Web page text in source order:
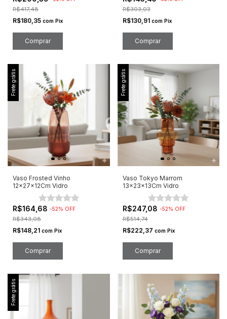
R$417,48
R$180,35 com Pix
R$303,03
R$130,91 com Pix
Frete grátis
Vaso Frosted Vinho
12x27x12Cm Vidro
R$164,68 -52% OFF
R$343,08
R$148,21 com Pix
Frete grátis
Vaso Tokyo Marrom
13x23x13Cm Vidro
R$247,08 -52% OFF
R$514,74
R$222,37 com Pix
Frete grátis